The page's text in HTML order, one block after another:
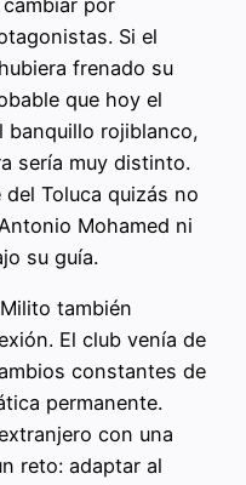
por
Si el
frenado su
que hoy el
banquillo rojiblanco,
sería muy distinto.
Toluca quizás no
Mohamed ni
su guía.
también
El club venía de
constantes de
permanente.
con una
reto: adaptar al